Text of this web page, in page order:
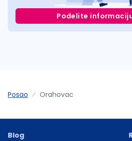
Podelite
Posao Orahovac
Blog